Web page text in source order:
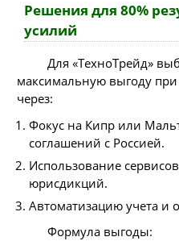
Решения для 80%
усилий
Для «ТехноТрейд»
максимальную выгоду
через:
Фокус на Кипр или
соглашений с Россией.
Использование
юрисдикций.
Автоматизацию учета и
Формула выгоды: